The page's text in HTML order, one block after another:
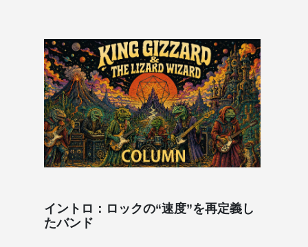
イントロ：ロックの“速度”を再定義し
たバンド